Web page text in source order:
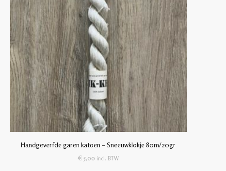
Handgeverfde garen katoen – Sneeuwklokje 80m/20gr
€ 5,00 incl. BTW